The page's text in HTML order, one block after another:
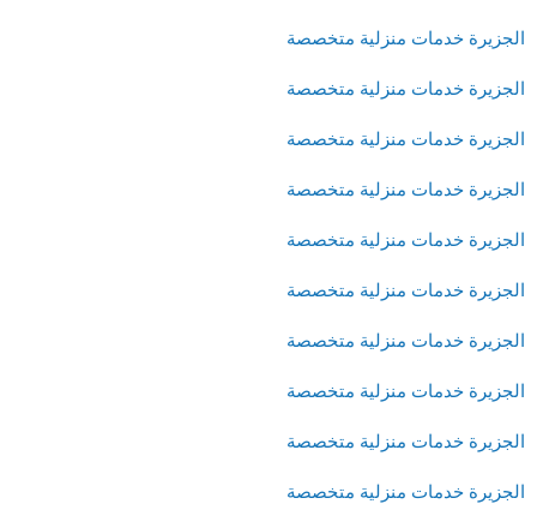
الجزيرة خدمات منزلية متخصصة
الجزيرة خدمات منزلية متخصصة
الجزيرة خدمات منزلية متخصصة
الجزيرة خدمات منزلية متخصصة
الجزيرة خدمات منزلية متخصصة
الجزيرة خدمات منزلية متخصصة
الجزيرة خدمات منزلية متخصصة
الجزيرة خدمات منزلية متخصصة
الجزيرة خدمات منزلية متخصصة
الجزيرة خدمات منزلية متخصصة